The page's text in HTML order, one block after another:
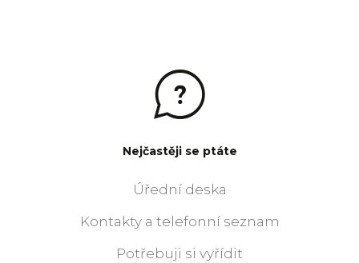
Nejčastěji se ptáte
Úřední deska
Kontakty a telefonní seznam
Potřebuji si vyřídit